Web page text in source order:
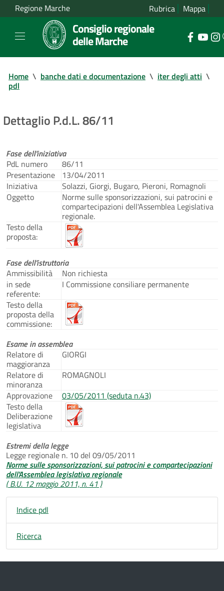
Regione Marche Rubrica Mappa
Consiglio regionale
delle Marche
Home \ banche dati e documentazione \ iter degli atti \
pdl
Dettaglio P.d.L. 86/11
Fase dell'iniziativa
PdL numero
86/11
Presentazione
13/04/2011
Iniziativa
Solazzi, Giorgi, Bugaro, Pieroni, Romagnoli
Oggetto
Norme sulle sponsorizzazioni, sui patrocini e
compartecipazioni dell'Assemblea Legislativa
regionale.
Testo della
proposta:
Fase dell'istruttoria
Ammissibilità
Non richiesta
in sede
referente:
I Commissione consiliare permanente
Testo della
proposta della
commissione:
Esame in assemblea
Relatore di
maggioranza
GIORGI
Relatore di
minoranza
ROMAGNOLI
Approvazione
03/05/2011 (seduta n.43)
Testo della
Deliberazione
legislativa
Estremi della legge
Legge regionale n. 10 del 09/05/2011
Norme sulle sponsorizzazioni, sui patrocini e compartecipazioni
dell'Assemblea legislativa regionale
( B.U. 12 maggio 2011, n. 41 )
Indice pdl
Ricerca